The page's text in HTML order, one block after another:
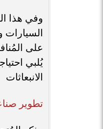
​وفي هذا
السيارات
على
يُلبي
الانبعاثات
​تطوير